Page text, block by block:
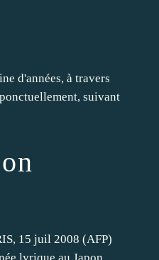
d'années, à travers
suivant
15 juil 2008 (AFP)